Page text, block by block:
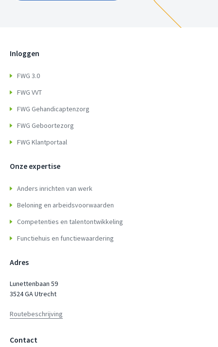
Inloggen
FWG 3.0
FWG VVT
FWG Gehandicaptenzorg
FWG Geboortezorg
FWG Klantportaal
Onze expertise
Anders inrichten van werk
Beloning en arbeidsvoorwaarden
Competenties en talentontwikkeling
Functiehuis en functiewaardering
Adres
Lunettenbaan 59
3524 GA Utrecht
Routebeschrijving
Contact